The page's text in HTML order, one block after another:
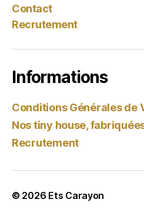
Contact
Recrutement
Informations
Conditions Générales de
Nos tiny house,
Recrutement
© 2026 Ets Carayon